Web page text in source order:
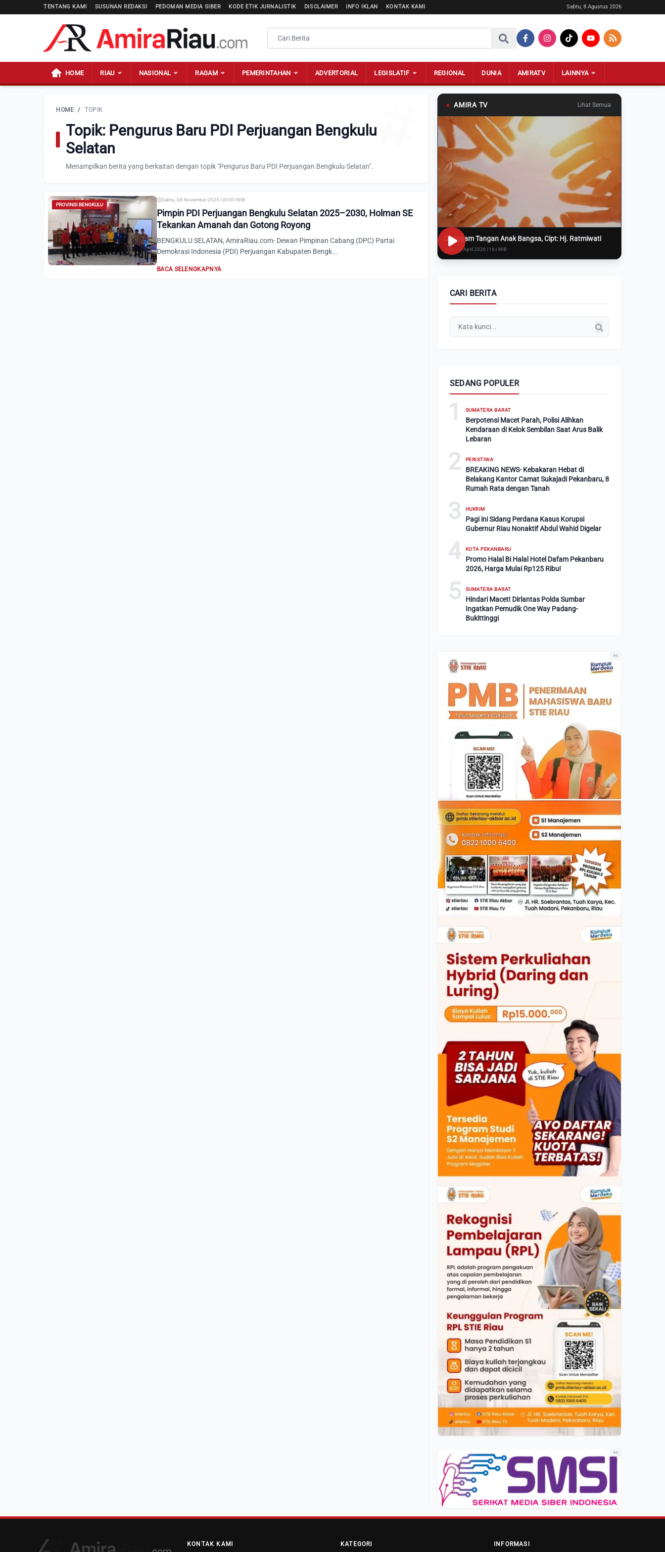
TENTANG KAMI SUSUNAN REDAKSI PEDOMAN MEDIA SIBER KODE ETIK JURNALISTIK DISCLAIMER INFO IKLAN KONTAK KAMI Sabtu, 8 Agustus 2026
HOME RIAU NASIONAL RAGAM PEMERINTAHAN ADVERTORIAL LEGISLATIF REGIONAL DUNIA AMIRATV LAINNYA
HOME / TOPIK
Topik: Pengurus Baru PDI Perjuangan Bengkulu
Selatan
Menampilkan berita yang berkaitan dengan topik "Pengurus Baru PDI Perjuangan Bengkulu Selatan".
PROVINSI BENGKULU
Sabtu, 08 November 2025 | 00:00 WIB
Pimpin PDI Perjuangan Bengkulu Selatan 2025–2030, Holman SE
Tekankan Amanah dan Gotong Royong
BENGKULU SELATAN, AmiraRiau.com- Dewan Pimpinan Cabang (DPC) Partai
Demokrasi Indonesia (PDI) Perjuangan Kabupaten Bengk...
BACA SELENGKAPNYA
● AMIRA TV Lihat Semua
Genggam Tangan Anak Bangsa, Cipt: Hj. Ratmiwati
Rabu, 8 April 2026 | 16:i WIB
CARI BERITA
SEDANG POPULER
1 SUMATERA BARAT
Berpotensi Macet Parah, Polisi Alihkan
Kendaraan di Kelok Sembilan Saat Arus Balik
Lebaran
2 PERISTIWA
BREAKING NEWS- Kebakaran Hebat di
Belakang Kantor Camat Sukajadi Pekanbaru, 8
Rumah Rata dengan Tanah
3 HUKRIM
Pagi ini Sidang Perdana Kasus Korupsi
Gubernur Riau Nonaktif Abdul Wahid Digelar
4 KOTA PEKANBARU
Promo Halal Bi Halal Hotel Dafam Pekanbaru
2026, Harga Mulai Rp125 Ribu!
5 SUMATERA BARAT
Hindari Macet! Dirlantas Polda Sumbar
Ingatkan Pemudik One Way Padang-
Bukittinggi
Ad
Ad
KONTAK KAMI KATEGORI INFORMASI